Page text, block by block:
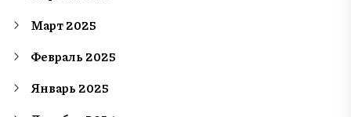
Март 2025
Февраль 2025
Январь 2025